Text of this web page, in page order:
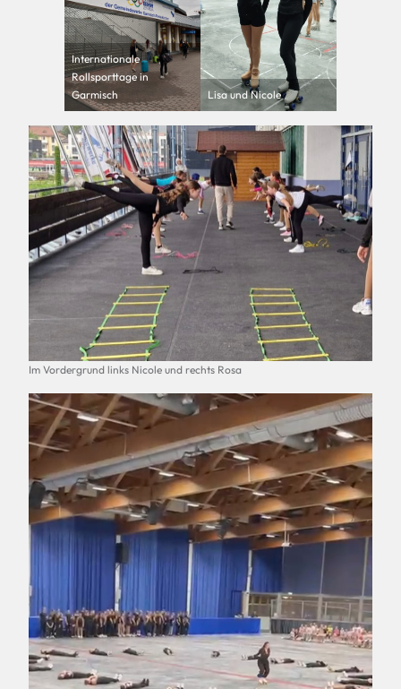
Internationale
Rollsporttage in
Garmisch
Lisa und Nicole
Im Vordergrund links Nicole und rechts Rosa